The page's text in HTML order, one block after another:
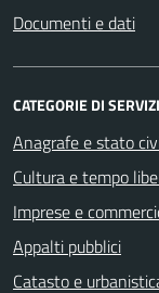
Documenti e dati
CATEGORIE DI
Anagrafe e stato
Cultura e tempo
Imprese e
Appalti pubblici
Catasto e